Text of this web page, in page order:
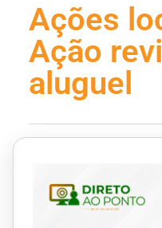
Ações
Ação
aluguel